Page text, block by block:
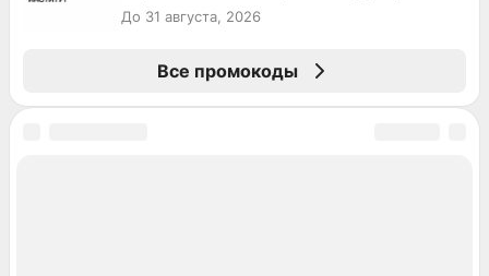
До 31 августа, 2026
Все промокоды